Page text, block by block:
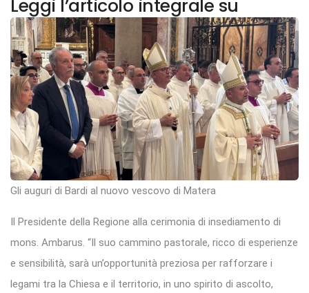
Leggi l’articolo integrale su
Gli auguri di Bardi al nuovo vescovo di Matera
Il Presidente della Regione alla cerimonia di insediamento di
mons. Ambarus. “Il suo cammino pastorale, ricco di esperienze
e sensibilità, sarà un’opportunità preziosa per rafforzare i
legami tra la Chiesa e il territorio, in uno spirito di ascolto,